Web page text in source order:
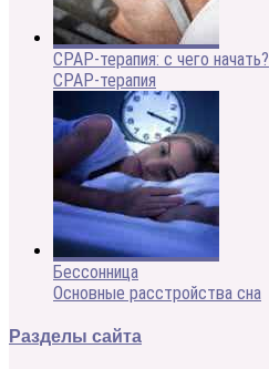
CPAP-терапия: с чего начать?
CPAP-терапия
Бессонница
Основные расстройства сна
Разделы сайта